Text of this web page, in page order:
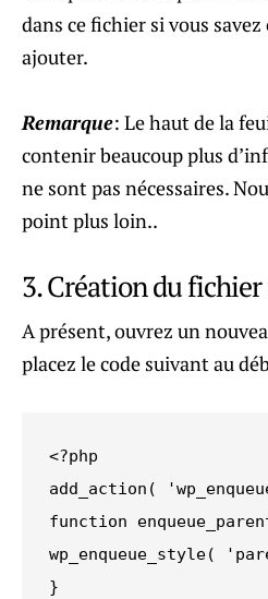
dans ce fichier si vous savez
ajouter.
Remarque: Le haut de la
contenir beaucoup plus
ne sont pas nécessaires.
point plus loin..
3. Création du
A présent, ouvrez un
placez le code suivant au
<?php
add_action(
function
wp_enqueue_style(
}